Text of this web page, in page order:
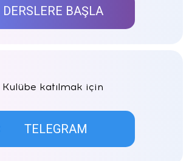
DERSLERE BAŞLA
Kulübe katılmak için
TELEGRAM